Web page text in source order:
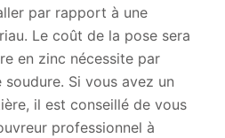
par rapport à une
Le coût de la pose sera
en zinc nécessite par
Si vous avez un
il est conseillé de vous
professionnel à